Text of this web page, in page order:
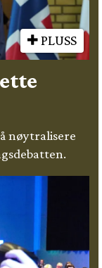
PLUSS
nøytralisere